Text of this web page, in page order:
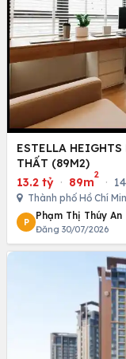
ESTELLA
THẤT (89M2)
13.2 tỷ · 89m
2
·
Thành phố Hồ Chí
P
Phạm Thị Thúy An
Đăng 30/07/2026